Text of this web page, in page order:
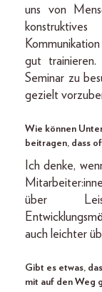
uns von
gut
Seminar zu
gezielt
Wie können
beitragen, dass
Ich denke,
über
auch leichter
Gibt es etwas,
mit auf den Weg